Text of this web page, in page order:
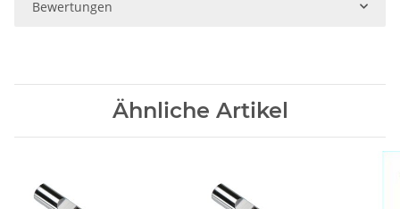
Bewertungen
Ähnliche Artikel